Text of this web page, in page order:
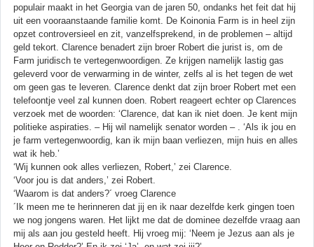
populair maakt in het Georgia van de jaren 50, ondanks het feit dat hij
uit een vooraanstaande familie komt. De Koinonia Farm is in heel zijn
opzet controversieel en zit, vanzelfsprekend, in de problemen – altijd
geld tekort. Clarence benadert zijn broer Robert die jurist is, om de
Farm juridisch te vertegenwoordigen. Ze krijgen namelijk lastig gas
geleverd voor de verwarming in de winter, zelfs al is het tegen de wet
om geen gas te leveren. Clarence denkt dat zijn broer Robert met een
telefoontje veel zal kunnen doen. Robert reageert echter op Clarences
verzoek met de woorden: ‘Clarence, dat kan ik niet doen. Je kent mijn
politieke aspiraties. – Hij wil namelijk senator worden – . ‘Als ik jou en
je farm vertegenwoordig, kan ik mijn baan verliezen, mijn huis en alles
wat ik heb.’
‘Wij kunnen ook alles verliezen, Robert,’ zei Clarence.
‘Voor jou is dat anders,’ zei Robert.
‘Waarom is dat anders?´ vroeg Clarence
´Ik meen me te herinneren dat jij en ik naar dezelfde kerk gingen toen
we nog jongens waren. Het lijkt me dat de dominee dezelfde vraag aan
mij als aan jou gesteld heeft. Hij vroeg mij: ‘Neem je Jezus aan als je